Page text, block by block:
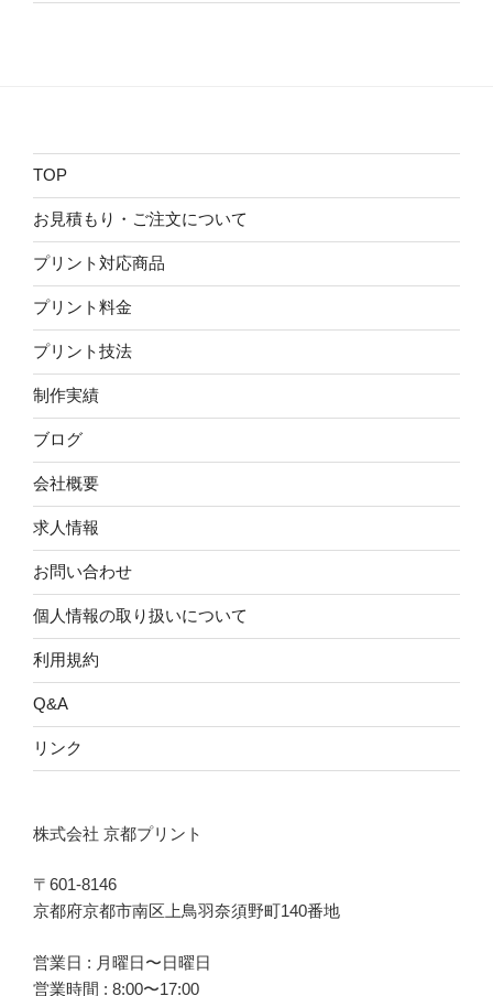
TOP
お見積もり・ご注文について
プリント対応商品
プリント料金
プリント技法
制作実績
ブログ
会社概要
求人情報
お問い合わせ
個人情報の取り扱いについて
利用規約
Q&A
リンク
株式会社 京都プリント
〒601-8146
京都府京都市南区上鳥羽奈須野町140番地
営業日 : 月曜日〜日曜日
営業時間 : 8:00〜17:00